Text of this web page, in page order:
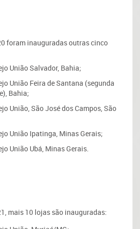
foram inauguradas outras cinco
União Salvador, Bahia;
União Feira de Santana (segunda
Bahia;
União, São José dos Campos, São
União Ipatinga, Minas Gerais;
União Ubá, Minas Gerais.
mais 10 lojas são inauguradas: